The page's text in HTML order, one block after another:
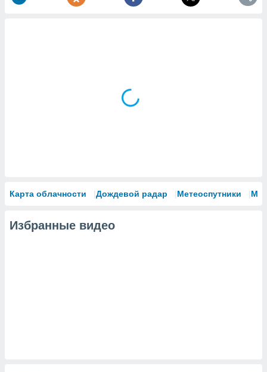
Карта облачности Дождевой радар Метеоспутники
Избранные видео